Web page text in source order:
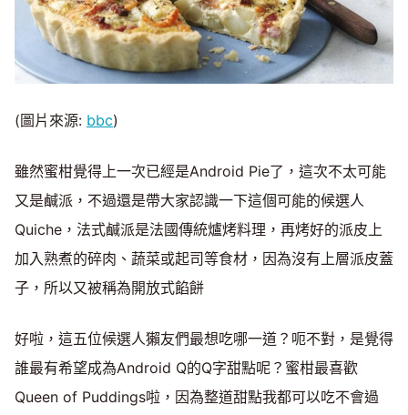
(圖片來源: bbc)
雖然蜜柑覺得上一次已經是Android Pie了，這次不太可能
又是鹹派，不過還是帶大家認識一下這個可能的候選人
Quiche，法式鹹派是法國傳統爐烤料理，再烤好的派皮上
加入熟煮的碎肉、蔬菜或起司等食材，因為沒有上層派皮蓋
子，所以又被稱為開放式餡餅
好啦，這五位候選人獺友們最想吃哪一道？呃不對，是覺得
誰最有希望成為Android Q的Q字甜點呢？蜜柑最喜歡
Queen of Puddings啦，因為整道甜點我都可以吃不會過